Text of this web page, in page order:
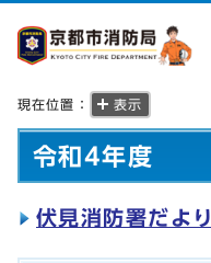
現在位置： 表示
令和4年度
伏見消防署だより